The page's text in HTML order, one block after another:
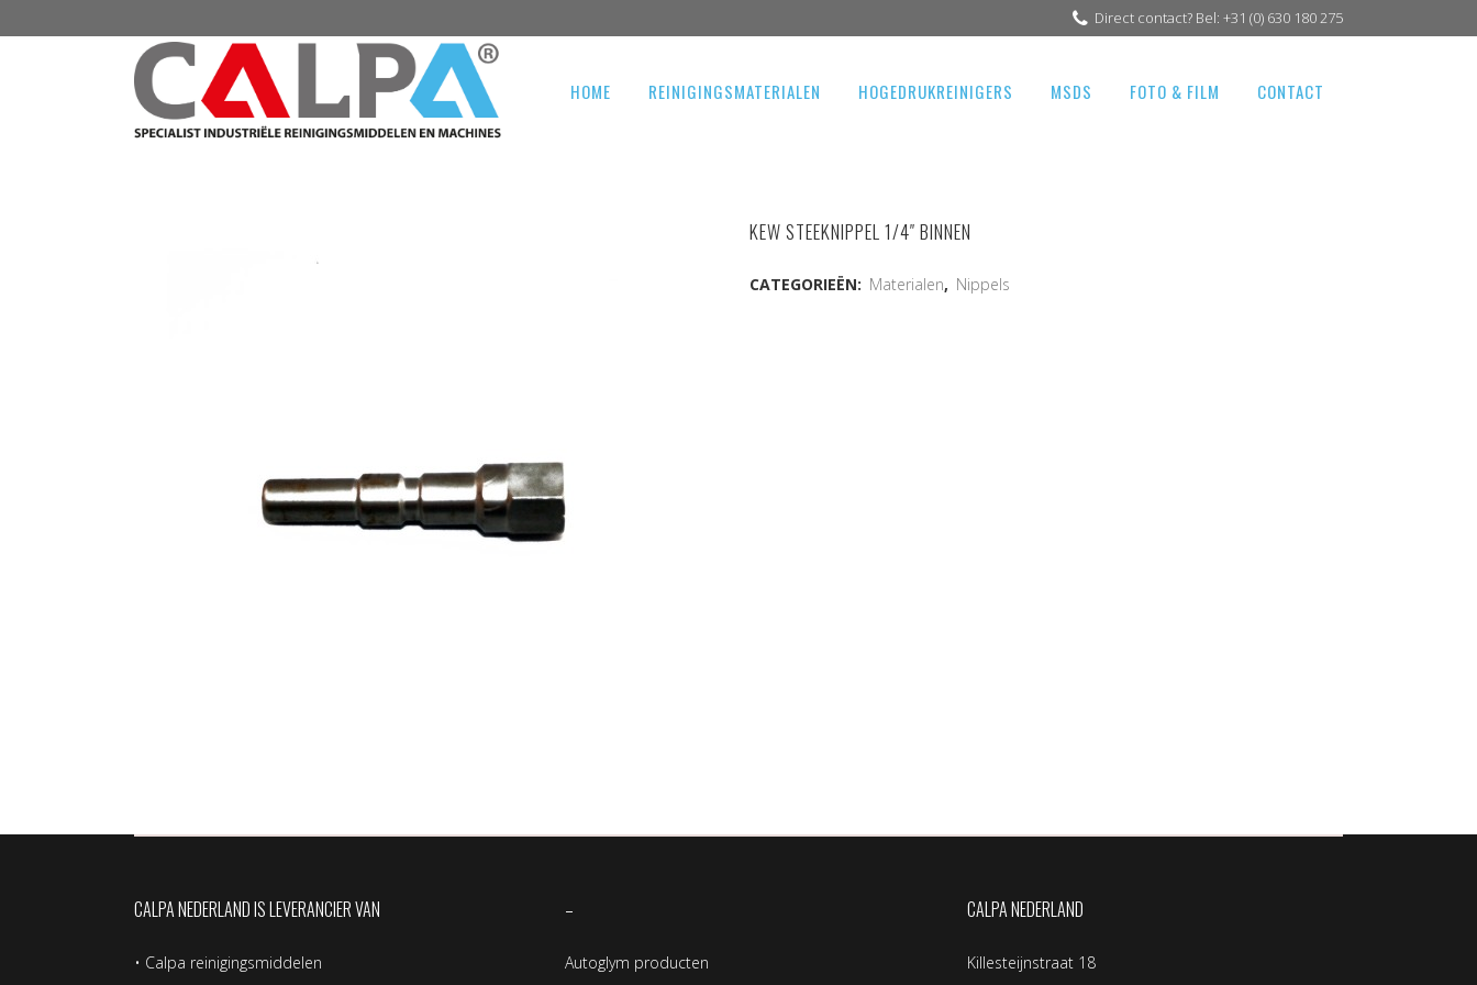
Direct contact? Bel: +31 (0) 630 180 275
HOME REINIGINGSMATERIALEN HOGEDRUKREINIGERS MSDS FOTO & FILM CONTACT
CATALOGUS
KEW STEEKNIPPEL 1/4″ BINNEN
CATEGORIEËN: Materialen, Nippels
CALPA NEDERLAND IS LEVERANCIER VAN
• Calpa reinigingsmiddelen
–
Autoglym producten
CALPA NEDERLAND
Killesteijnstraat 18